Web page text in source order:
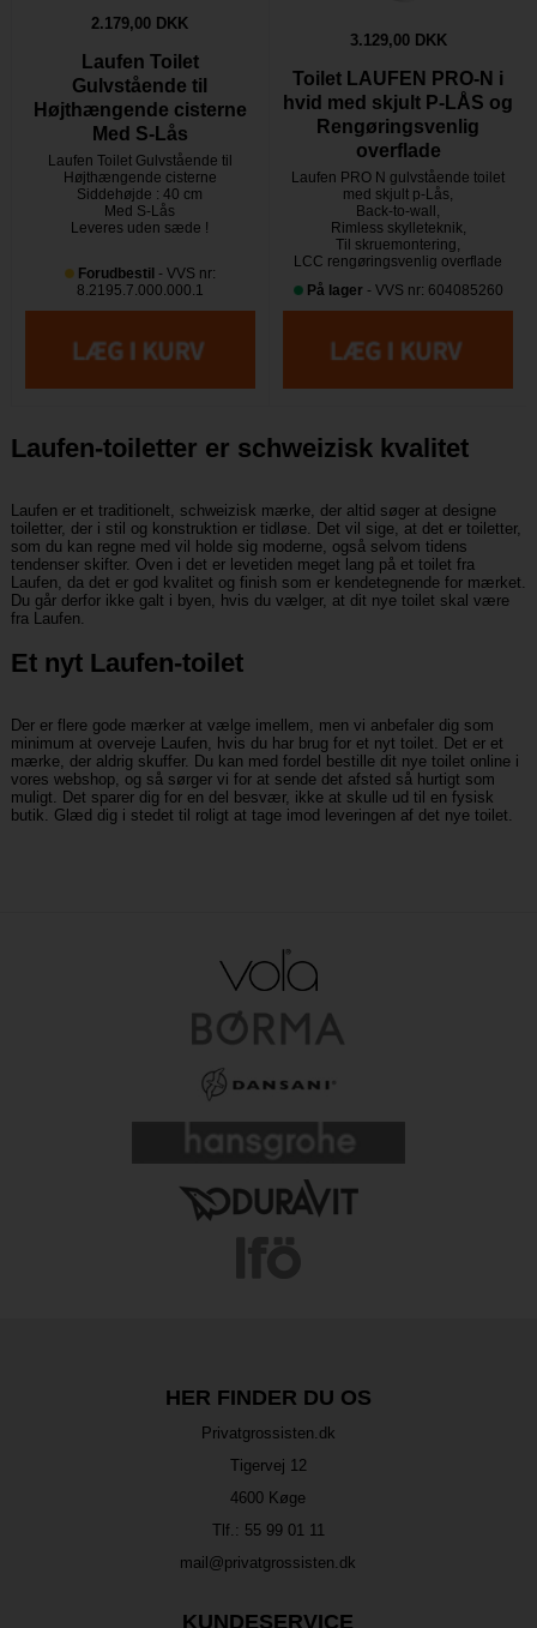
2.179,00 DKK
Laufen Toilet
Gulvstående til
Højthængende cisterne
Med S-Lås
Laufen Toilet Gulvstående til
Højthængende cisterne
Siddehøjde : 40 cm
Med S-Lås
Leveres uden sæde !
Forudbestil - VVS nr:
8.2195.7.000.000.1
3.129,00 DKK
Toilet LAUFEN PRO-N i
hvid med skjult P-LÅS og
Rengøringsvenlig
overflade
Laufen PRO N gulvstående toilet
med skjult p-Lås,
Back-to-wall,
Rimless skylleteknik,
Til skruemontering,
LCC rengøringsvenlig overflade
På lager - VVS nr: 604085260
Laufen-toiletter er schweizisk kvalitet
Laufen er et traditionelt, schweizisk mærke, der altid søger at designe
toiletter, der i stil og konstruktion er tidløse. Det vil sige, at det er toiletter,
som du kan regne med vil holde sig moderne, også selvom tidens
tendenser skifter. Oven i det er levetiden meget lang på et toilet fra
Laufen, da det er god kvalitet og finish som er kendetegnende for mærket.
Du går derfor ikke galt i byen, hvis du vælger, at dit nye toilet skal være
fra Laufen.
Et nyt Laufen-toilet
Der er flere gode mærker at vælge imellem, men vi anbefaler dig som
minimum at overveje Laufen, hvis du har brug for et nyt toilet. Det er et
mærke, der aldrig skuffer. Du kan med fordel bestille dit nye toilet online i
vores webshop, og så sørger vi for at sende det afsted så hurtigt som
muligt. Det sparer dig for en del besvær, ikke at skulle ud til en fysisk
butik. Glæd dig i stedet til roligt at tage imod leveringen af det nye toilet.
HER FINDER DU OS
Privatgrossisten.dk
Tigervej 12
4600 Køge
Tlf.: 55 99 01 11
mail@privatgrossisten.dk
KUNDESERVICE